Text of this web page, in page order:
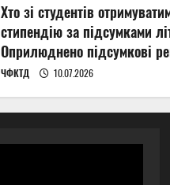
Хто зі студентів
стипендію за підсумками
Оприлюднено підсумкові
ЧФКТД 10.07.2026